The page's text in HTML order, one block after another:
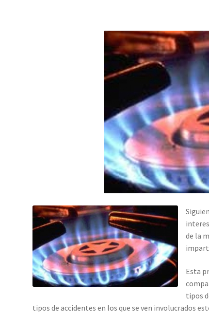
de la
Esta
tipos
tipos de accidentes en los que se ven involucrados